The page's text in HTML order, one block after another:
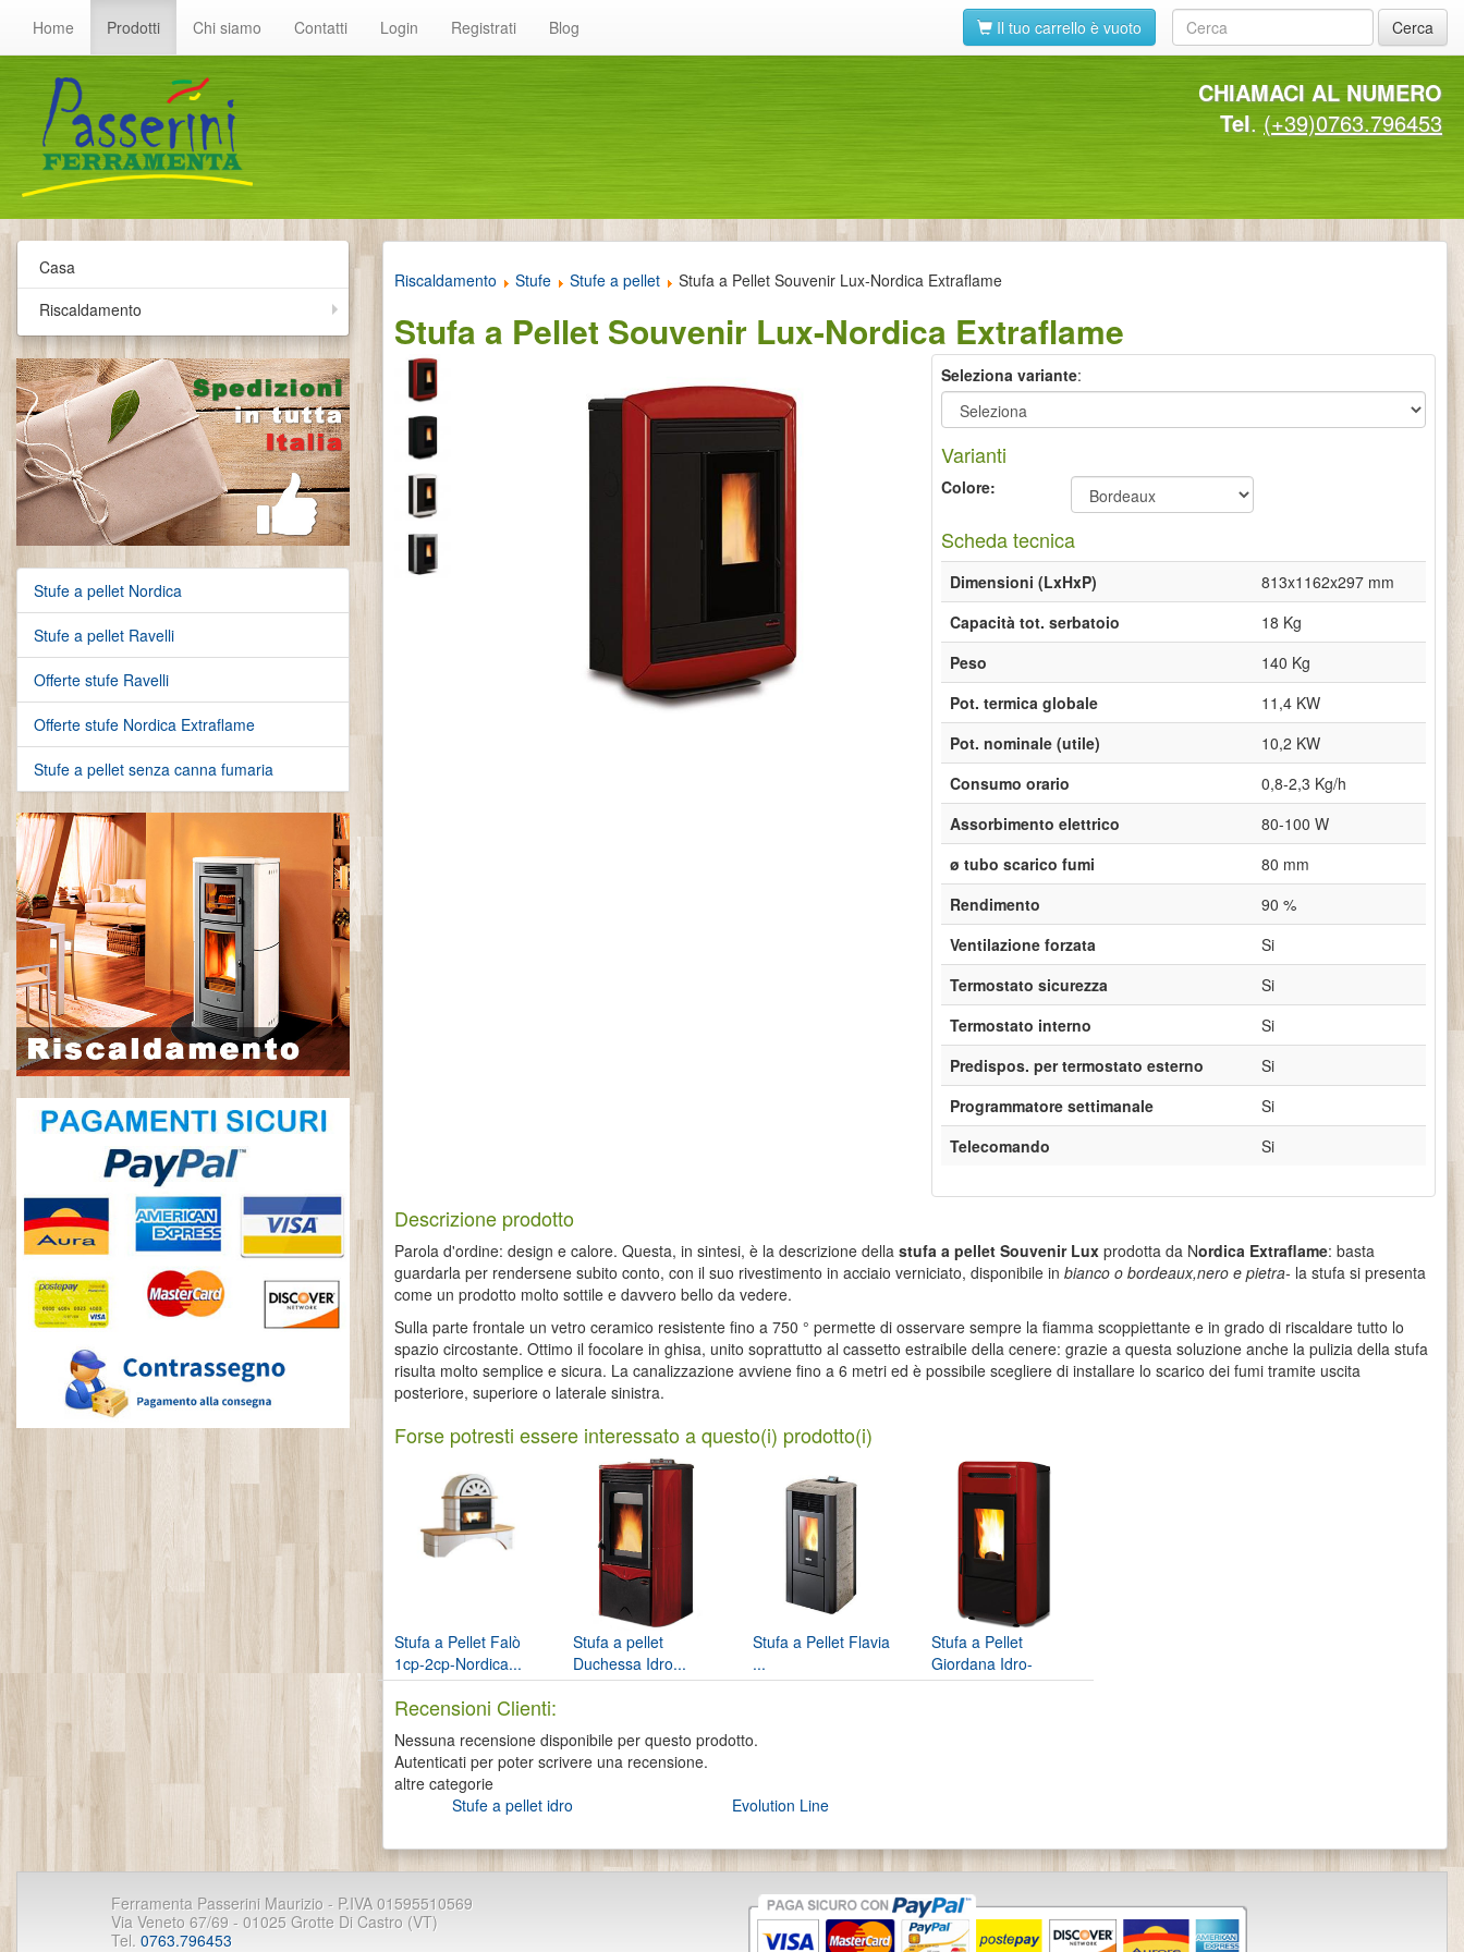
Cerca
Home Prodotti Chi siamo Contatti Login Registrati Blog Il tuo carrello è vuoto
CHIAMACI AL NUMERO
Tel. (+39)0763.796453
Casa
Riscaldamento
Stufe a pellet Nordica
Stufe a pellet Ravelli
Offerte stufe Ravelli
Offerte stufe Nordica Extraflame
Stufe a pellet senza canna fumaria
Riscaldamento Stufe Stufe a pellet Stufa a Pellet Souvenir Lux-Nordica Extraflame
Stufa a Pellet Souvenir Lux-Nordica Extraflame
Seleziona variante:
Varianti
Colore:
Scheda tecnica
Dimensioni (LxHxP)
813x1162x297 mm
Capacità tot. serbatoio
18 Kg
Peso
140 Kg
Pot. termica globale
11,4 KW
Pot. nominale (utile)
10,2 KW
Consumo orario
0,8-2,3 Kg/h
Assorbimento elettrico
80-100 W
ø tubo scarico fumi
80 mm
Rendimento
90 %
Ventilazione forzata
Si
Termostato sicurezza
Si
Termostato interno
Si
Predispos. per termostato esterno
Si
Programmatore settimanale
Si
Telecomando
Si
Descrizione prodotto
Parola d'ordine: design e calore. Questa, in sintesi, è la descrizione della stufa a pellet Souvenir Lux prodotta da Nordica Extraflame: basta
guardarla per rendersene subito conto, con il suo rivestimento in acciaio verniciato, disponibile in bianco o bordeaux,nero e pietra- la stufa si presenta
come un prodotto molto sottile e davvero bello da vedere.
Sulla parte frontale un vetro ceramico resistente fino a 750 ° permette di osservare sempre la fiamma scoppiettante e in grado di riscaldare tutto lo
spazio circostante. Ottimo il focolare in ghisa, unito soprattutto al cassetto estraibile della cenere: grazie a questa soluzione anche la pulizia della stufa
risulta molto semplice e sicura. La canalizzazione avviene fino a 6 metri ed è possibile scegliere di installare lo scarico dei fumi tramite uscita
posteriore, superiore o laterale sinistra.
Forse potresti essere interessato a questo(i) prodotto(i)
Stufa a Pellet Falò
1cp-2cp-Nordica...
Stufa a pellet
Duchessa Idro...
Stufa a Pellet Flavia
...
Stufa a Pellet
Giordana Idro-
Nordica...
Recensioni Clienti:
Nessuna recensione disponibile per questo prodotto.
Autenticati per poter scrivere una recensione.
altre categorie
Stufe a pellet idro
Evolution Line
Ferramenta Passerini Maurizio - P.IVA 01595510569
Via Veneto 67/69 - 01025 Grotte Di Castro (VT)
Tel. 0763.796453